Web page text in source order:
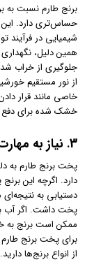
برنج طارم نسبت به
حساس‌تری دارد. این
شیمیایی در فرآیند
همین دلیل،
جلوگیری از خراب
از نور مستقیم
خاصی مانند قرار
خشک شده برای دفع
3. نیاز به
پخت برنج طارم به
دارد. اگرچه این
دستیابی به
پخت داشت. اگر آب
ممکن است برنج به
برای پخت برنج
از انواع برنج‌ها دارید.